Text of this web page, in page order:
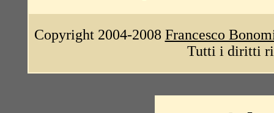
Copyright 2004-2008 Francesco
Tutti i diritti